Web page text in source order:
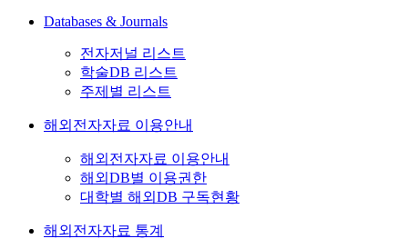
Databases & Journals
전자저널 리스트
학술DB 리스트
주제별 리스트
해외전자자료 이용안내
해외전자자료 이용안내
해외DB별 이용권한
대학별 해외DB 구독현황
해외전자자료 통계